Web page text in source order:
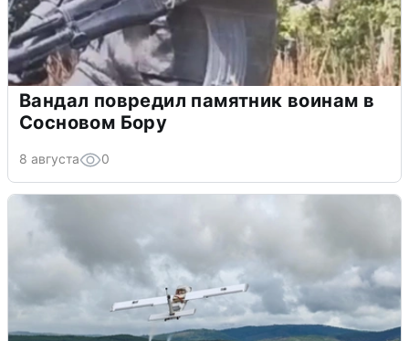
Вандал повредил памятник воинам в
Сосновом Бору
8 августа 0